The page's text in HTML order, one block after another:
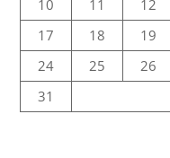
10 11 12
17
18 19
24
25 26
31